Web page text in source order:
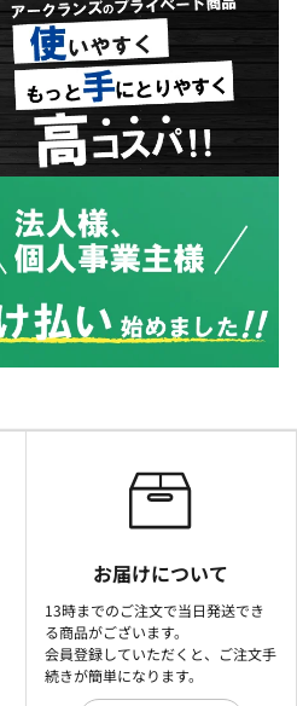
お届けについて
13時までのご注文で当日発送でき
る商品がございます。
会員登録していただくと、ご注文手
続きが簡単になります。